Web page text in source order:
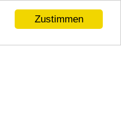
Zustimmen